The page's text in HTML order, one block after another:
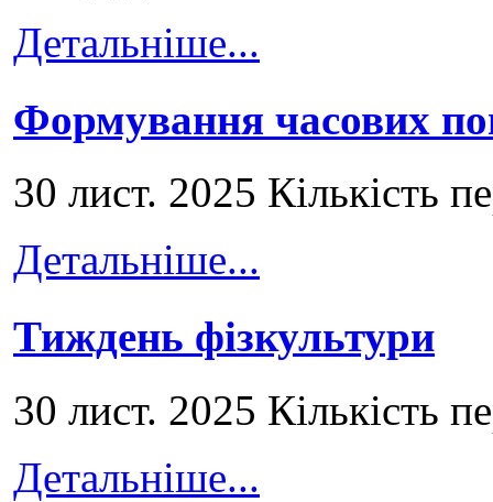
Детальніше...
Формування часових
30 лист. 2025 Кількість
Детальніше...
Тиждень фізкультури
30 лист. 2025 Кількість
Детальніше...